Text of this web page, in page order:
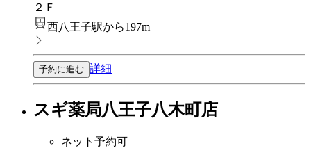
２Ｆ
西八王子駅から197m
予約に進む 詳細
スギ薬局八王子八木町店
ネット予約可